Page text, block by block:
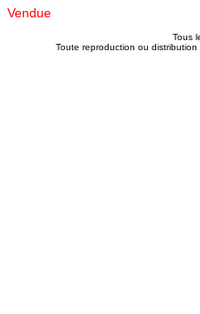
Vendue
Tous
Toute reproduction ou